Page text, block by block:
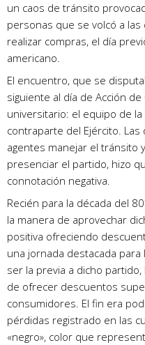
un caos de tránsito
personas que se volcó a
realizar compras, el día
americano.
El encuentro, que se
siguiente al día de Acción
universitario: el equipo de la
contraparte del Ejército.
agentes manejar el tránsito
presenciar el partido, hizo
connotación negativa.
Recién para la década del
la manera de aprovechar
positiva ofreciendo
una jornada destacada
ser la previa a dicho
de ofrecer descuentos
consumidores. El fin era
pérdidas registrado en las
«negro», color que